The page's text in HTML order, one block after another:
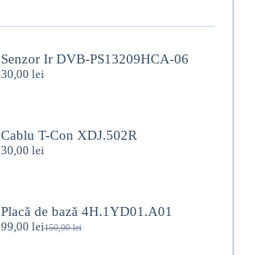
Senzor Ir DVB-PS13209HCA-06
30,00 lei
Cablu T-Con XDJ.502R
30,00 lei
Placă de bază 4H.1YD01.A01
150,00lei
Prețul
99,00 leiPrețul